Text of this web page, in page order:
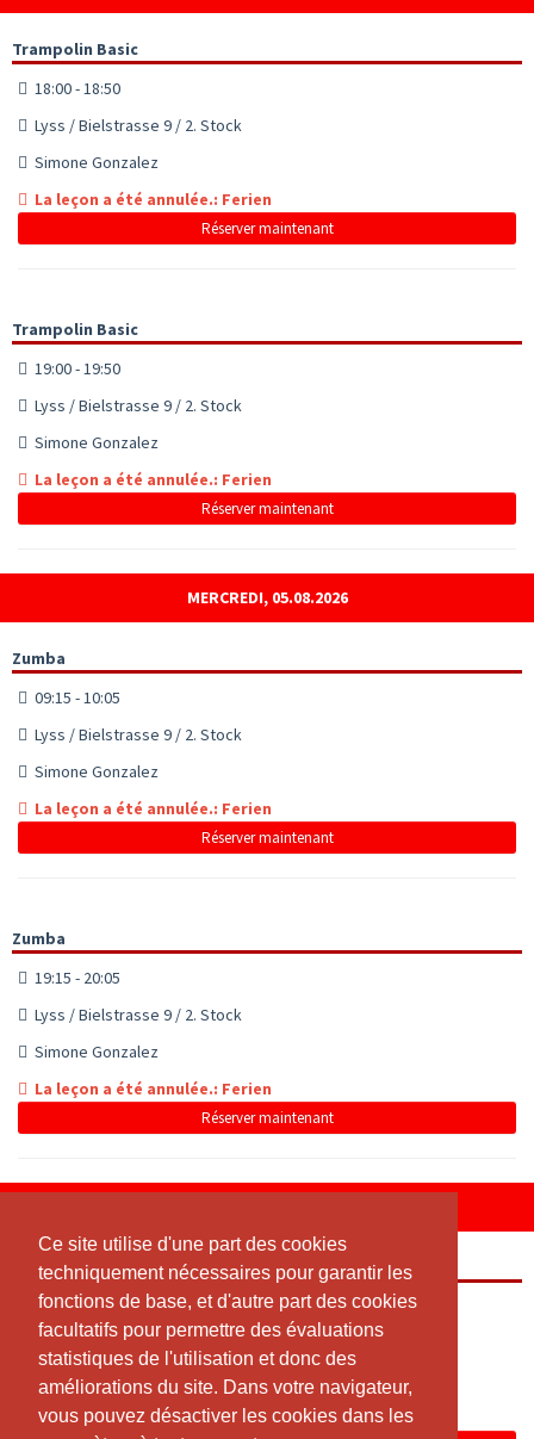
Ce site utilise d'une part des cookies
techniquement nécessaires pour garantir les
fonctions de base, et d'autre part des cookies
facultatifs pour permettre des évaluations
statistiques de l'utilisation et donc des
améliorations du site. Dans votre navigateur,
vous pouvez désactiver les cookies dans les
Ce site utilise d'une part des cookies
techniquement nécessaires pour garantir les
fonctions de base, et d'autre part des cookies
facultatifs pour permettre des évaluations
statistiques de l'utilisation et donc des
améliorations du site. Dans votre navigateur,
vous pouvez désactiver les cookies dans les
Trampolin Basic
18:00 - 18:50
Lyss / Bielstrasse 9 / 2. Stock
Simone Gonzalez
La leçon a été annulée.: Ferien
Réserver maintenant
Trampolin Basic
19:00 - 19:50
Lyss / Bielstrasse 9 / 2. Stock
Simone Gonzalez
La leçon a été annulée.: Ferien
Réserver maintenant
MERCREDI, 05.08.2026
Zumba
09:15 - 10:05
Lyss / Bielstrasse 9 / 2. Stock
Simone Gonzalez
La leçon a été annulée.: Ferien
Réserver maintenant
Zumba
19:15 - 20:05
Lyss / Bielstrasse 9 / 2. Stock
Simone Gonzalez
La leçon a été annulée.: Ferien
Réserver maintenant
Fit mit Ü50
08:30 - 09:20
Lyss / Bielstrasse 9 / 2. Stock
Simone Gonzalez
La leçon a été annulée.: Ferien